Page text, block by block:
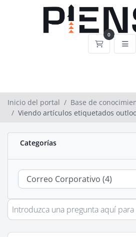
0
Carrito
Inicio del portal
Base de
Viendo artículos etiquetados
Categorías